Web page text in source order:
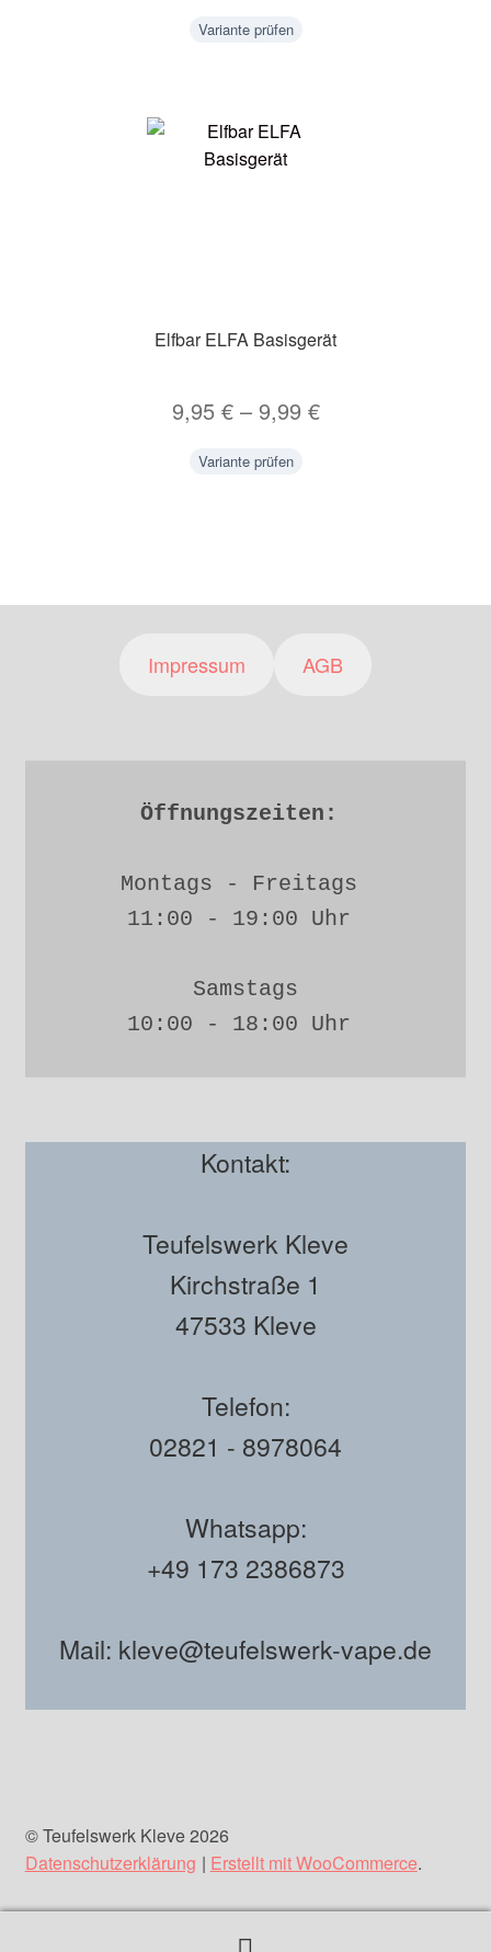
Variante prüfen
Elfbar ELFA Basisgerät
9,95 €– 9,99 €
Variante prüfen
Impressum AGB
Öffnungszeiten:
Montags - Freitags
11:00 - 19:00 Uhr
Samstags
10:00 - 18:00 Uhr
Kontakt:
Teufelswerk Kleve
Kirchstraße 1
47533 Kleve
Telefon:
02821 - 8978064
Whatsapp:
+49 173 2386873
Mail: kleve@teufelswerk-vape.de
© Teufelswerk Kleve 2026
Datenschutzerklärung
Erstellt mit WooCommerce.